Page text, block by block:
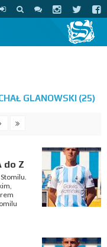
GLANOWSKI (25)
do Z